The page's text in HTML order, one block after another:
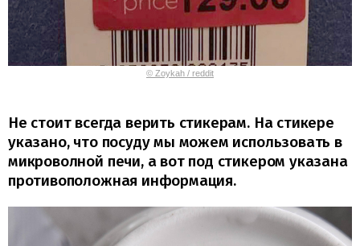
© Zoykah / reddit
Не стоит всегда верить стикерам. На стикере
указано, что посуду мы можем использовать в
микроволной печи, а вот под стикером указана
противоположная информация.